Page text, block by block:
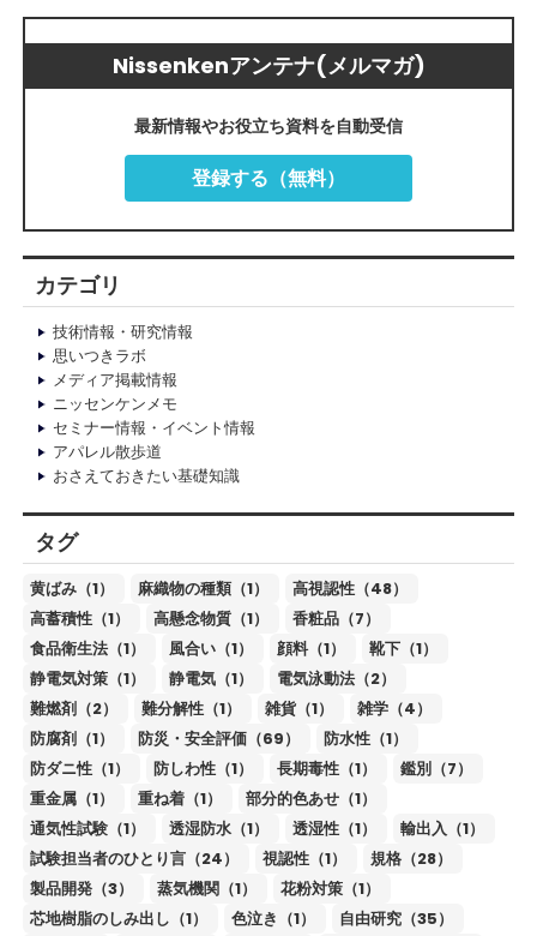
Nissenkenアンテナ(メルマガ)
最新情報やお役立ち資料を自動受信
登録する（無料）
カテゴリ
技術情報・研究情報
思いつきラボ
メディア掲載情報
ニッセンケンメモ
セミナー情報・イベント情報
アパレル散歩道
おさえておきたい基礎知識
タグ
黄ばみ（1） 麻織物の種類（1）
高視認性（48）
高蓄積性（1）
高懸念物質（1）
香粧品（7）
食品衛生法（1）
風合い（1） 顔料（1）
靴下（1）
静電気対策（1）
静電気（1）
電気泳動法（2）
難燃剤（2）
難分解性（1） 雑貨（1）
雑学（4）
防腐剤（1）
防災・安全評価（69）
防水性（1）
防ダニ性（1）
防しわ性（1） 長期毒性（1）
鑑別（7）
重金属（1）
重ね着（1）
部分的色あせ（1）
通気性試験（1）
透湿防水（1） 透湿性（1）
輸出入（1）
試験担当者のひとり言（24）
視認性（1）
規格（28）
製品開発（3）
蒸気機関（1）
花粉対策（1）
芯地樹脂のしみ出し（1）
色泣き（1）
自由研究（35）